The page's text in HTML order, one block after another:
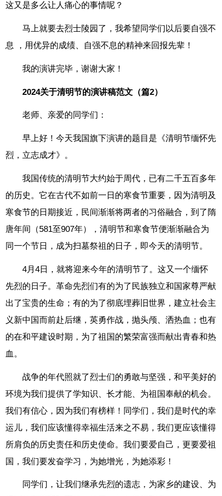
这又是多么让人痛心的事情呢？
马上就要去烈士陵园了，我希望同学们以后要自强不
息 ，用优异的成绩、自强不息的精神来回报先辈！
我的演讲完毕，谢谢大家！
2024关于清明节的演讲稿范文（篇2）
老师、亲爱的同学们：
早上好！今天我国旗下演讲的题目是《清明节缅怀先
烈，立志成才》。
我国传统的清明节大约始于周代，已有二千五百多年
的历史。它在古代不如前一日的寒食节重要，因为清明及
寒食节的日期接近，民间渐渐将两者的习俗融合，到了隋
唐年间（581至907年），清明节和寒食节便渐渐融合为
同一个节日，成为扫墓祭祖的日子，即今天的清明节。
4月4日，就将迎来今年的清明节了。这又一个缅怀
先烈的日子。革命先烈们有的为了民族独立和国家尊严献
出了宝贵的生命；有的为了彻底埋葬旧世界，建立社会主
义新中国而前赴后继，英勇作战，抛头颅、洒热血；也有
的在和平建设时期，为了祖国的繁荣富强而献出青春和热
血。
战争的年代照就了烈士们的勇敢与坚强，和平美好的
环境为我们提供了学知识、长才能、为祖国奉献的机会。
我们有信心，因为我们有榜样！同学们，我们是时代的幸
运儿，我们应该懂得幸福生活来之不易，我们更应该懂得
所肩负的历史责任和历史使命。我们要爱自己，更要爱祖
国，我们要发奋学习，为她增光，为她添彩！
同学们，让我们继承先烈的遗志，为家乡的建设、为